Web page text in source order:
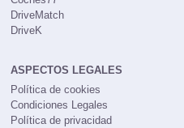
DriveMatch
DriveK
ASPECTOS LEGALES
Política de cookies
Condiciones Legales
Política de privacidad